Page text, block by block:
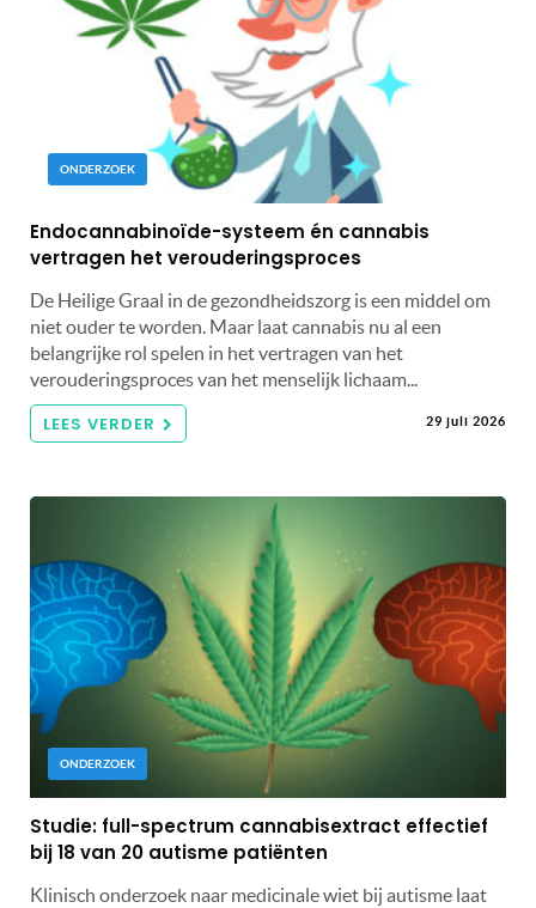
ONDERZOEK
Endocannabinoïde-systeem én cannabis
vertragen het verouderingsproces
De Heilige Graal in de gezondheidszorg is een middel om
niet ouder te worden. Maar laat cannabis nu al een
belangrijke rol spelen in het vertragen van het
verouderingsproces van het menselijk lichaam...
LEES VERDER 29 juli 2026
ONDERZOEK
Studie: full-spectrum cannabisextract effectief
bij 18 van 20 autisme patiënten
Klinisch onderzoek naar medicinale wiet bij autisme laat